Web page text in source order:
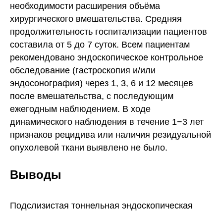
необходимости расширения объёма
хирургического вмешательства. Средняя
продолжительность госпитализации пациентов
составила от 5 до 7 суток. Всем пациентам
рекомендовано эндоскопическое контрольное
обследование (гастроскопия и/или
эндосонография) через 1, 3, 6 и 12 месяцев
после вмешательства, с последующим
ежегодным наблюдением. В ходе
динамического наблюдения в течение 1−3 лет
признаков рецидива или наличия резидуальной
опухолевой ткани выявлено не было.
Выводы
Подслизистая тоннельная эндоскопическая